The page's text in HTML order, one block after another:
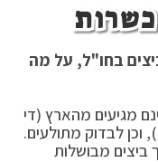
בחו"ל, על מה
מגיעים מהארץ (די
לבדוק מתולעים.
ביצים מבושלות